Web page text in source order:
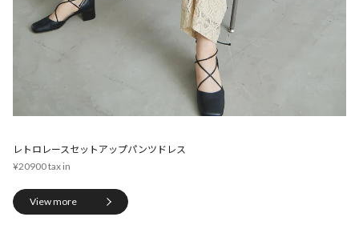
レトロレースセットアップパンツドレス
¥20900
View more